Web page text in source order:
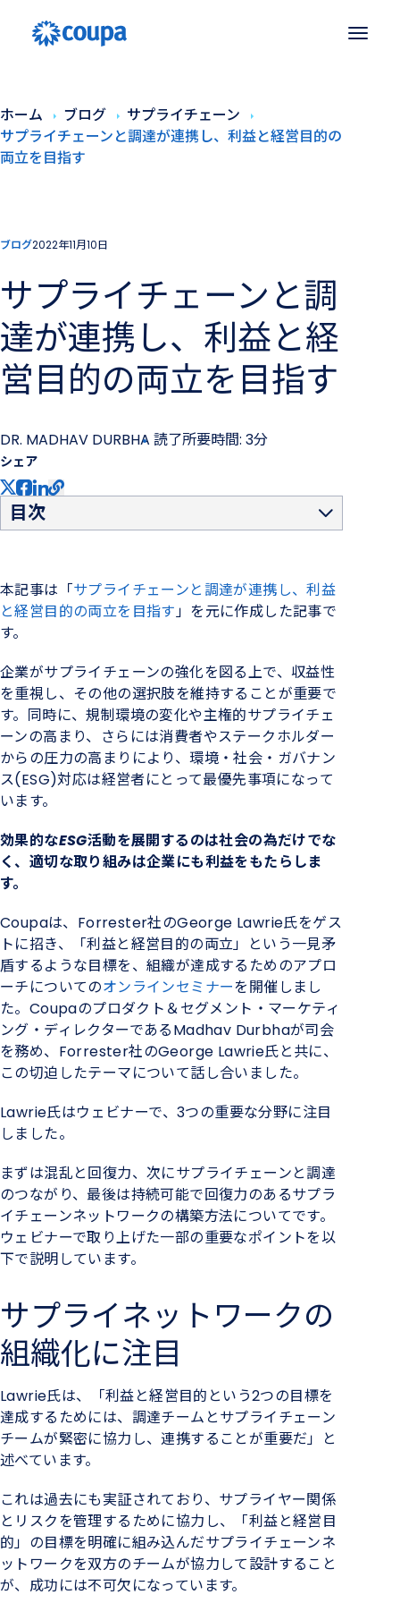
ホーム ブログ
サプライチェーン
サプライチェーンと調達が連携し、利益と経営目的の
両立を目指す
ブログ2022年11月10日
サプライチェーンと調
達が連携し、利益と経
営目的の両立を目指す
DR. MADHAV DURBHA 読了所要時間: 3分
シェア
目次
本記事は「サプライチェーンと調達が連携し、利益
と経営目的の両立を目指す」を元に作成した記事で
す。
企業がサプライチェーンの強化を図る上で、収益性
を重視し、 その他の選択肢を維持することが重要で
す。同時に、規制環境の変化や主権的サプライチェ
ーンの高まり、さらには消費者やステークホルダー
からの圧力の高まりにより、環境・社会・ガバナン
ス(ESG)対応は経営者にとって最優先事項になって
います。
効果的なESG活動を展開するのは社会の為だけでな
く、適切な取り組みは企業にも利益をもたらしま
す。
Coupaは、Forrester社のGeorge Lawrie氏をゲス
トに招き、「利益と経営目的の両立」という一見矛
盾するような目標を、組織が達成するためのアプロ
ーチについてのオンラインセミナーを開催しまし
た。 Coupaのプロダクト＆セグメント・マーケティ
ング・ディレクターであるMadhav Durbhaが司会
を務め、 Forrester社のGeorge Lawrie氏と共に、
この切迫したテーマについて話し合いました。
Lawrie氏はウェビナーで、3つの重要な分野に注目
しました。
まずは混乱と回復力、次にサプライチェーンと調達
のつながり、最後は持続可能で回復力のあるサプラ
イチェーンネットワークの構築方法についてです。
ウェビナーで取り上げた一部の重要なポイントを以
下で説明しています。
サプライネットワークの
組織化に注目
Lawrie氏は、「利益と経営目的という2つの目標を
達成するためには、調達チームとサプライチェーン
チームが緊密に協力し、連携することが重要だ」と
述べています。
これは過去にも実証されており、サプライヤー関係
とリスクを管理するために協力し、
「利益と経営目
的」の目標を明確に組み込んだサプライチェーンネ
ットワークを双方のチームが協力して設計すること
が、成功には不可欠になっています。